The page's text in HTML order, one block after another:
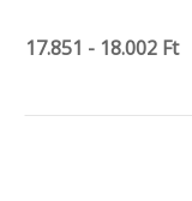
17.851 - 18.002 Ft